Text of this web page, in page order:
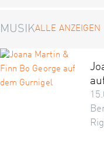
MUSIKALLE ANZEIGEN